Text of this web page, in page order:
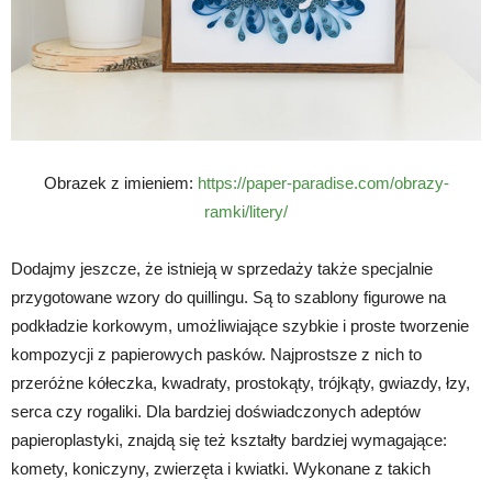
Obrazek z imieniem: https://paper-paradise.com/obrazy-
ramki/litery/
Dodajmy jeszcze, że istnieją w sprzedaży także specjalnie
przygotowane wzory do quillingu. Są to szablony figurowe na
podkładzie korkowym, umożliwiające szybkie i proste tworzenie
kompozycji z papierowych pasków. Najprostsze z nich to
przeróżne kółeczka, kwadraty, prostokąty, trójkąty, gwiazdy, łzy,
serca czy rogaliki. Dla bardziej doświadczonych adeptów
papieroplastyki, znajdą się też kształty bardziej wymagające:
komety, koniczyny, zwierzęta i kwiatki. Wykonane z takich